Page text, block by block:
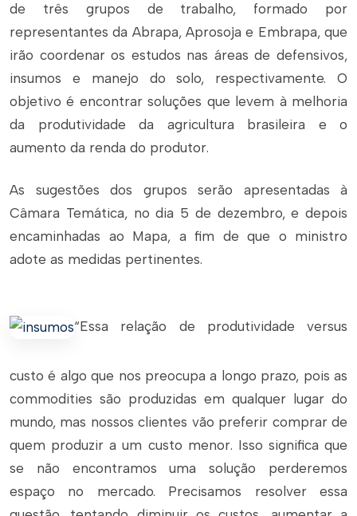
de três grupos de trabalho, formado por
representantes da Abrapa, Aprosoja e Embrapa, que
irão coordenar os estudos nas áreas de defensivos,
insumos e manejo do solo, respectivamente. O
objetivo é encontrar soluções que levem à melhoria
da produtividade da agricultura brasileira e o
aumento da renda do produtor.
As sugestões dos grupos serão apresentadas à
Câmara Temática, no dia 5 de dezembro, e depois
encaminhadas ao Mapa, a fim de que o ministro
adote as medidas pertinentes.
“Essa relação de produtividade versus
custo é algo que nos preocupa a longo prazo, pois as
commodities são produzidas em qualquer lugar do
mundo, mas nossos clientes vão preferir comprar de
quem produzir a um custo menor. Isso significa que
se não encontramos uma solução perderemos
espaço no mercado. Precisamos resolver essa